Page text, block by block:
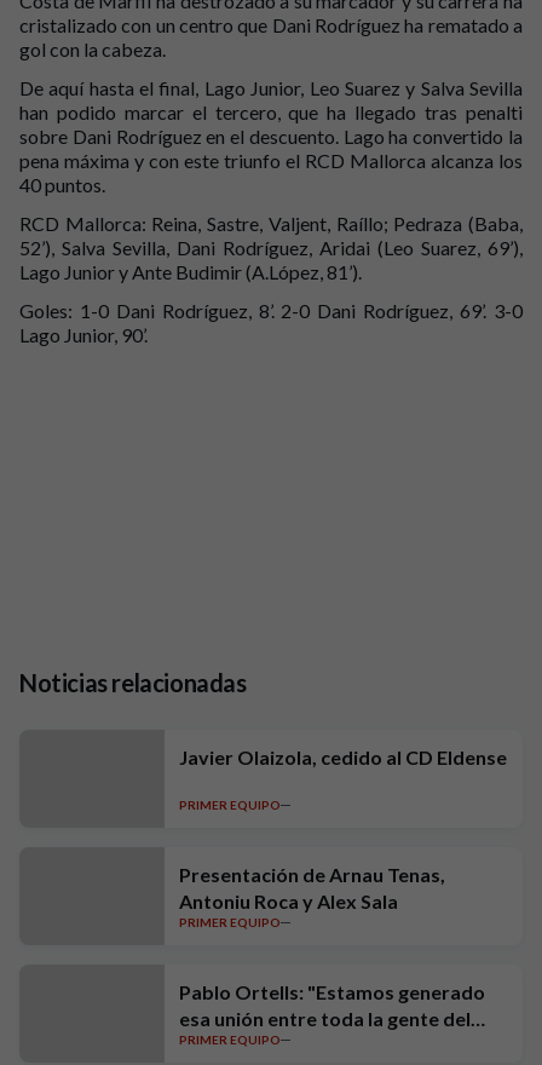
cristalizado con un centro que Dani Rodríguez ha rematado a
gol con la cabeza.
De aquí hasta el final, Lago Junior, Leo Suarez y Salva Sevilla
han podido marcar el tercero, que ha llegado tras penalti
sobre Dani Rodríguez en el descuento. Lago ha convertido la
pena máxima y con este triunfo el RCD Mallorca alcanza los
40 puntos.
RCD Mallorca: Reina, Sastre, Valjent, Raíllo; Pedraza (Baba,
52’), Salva Sevilla, Dani Rodríguez, Aridai (Leo Suarez, 69’),
Lago Junior y Ante Budimir (A.López, 81’).
Goles: 1-0 Dani Rodríguez, 8’. 2-0 Dani Rodríguez, 69’. 3-0
Lago Junior, 90’.
Noticias relacionadas
Javier Olaizola, cedido al CD Eldense
PRIMER EQUIPO
Presentación de Arnau Tenas,
Antoniu Roca y Alex Sala
PRIMER EQUIPO
Pablo Ortells: "Estamos generado
esa unión entre toda la gente del
club"
PRIMER EQUIPO